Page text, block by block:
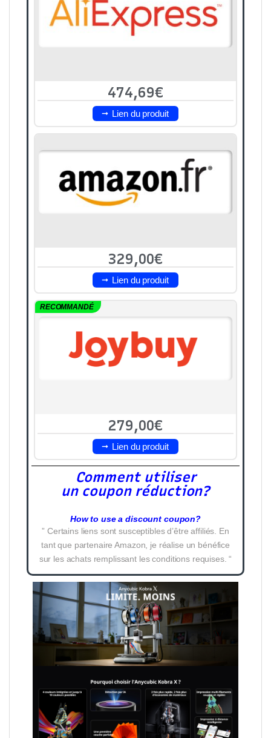
474,69€
Lien du produit
329,00€
Lien du produit
RECOMMANDÉ
279,00€
Lien du produit
Comment utiliser
un coupon réduction?
How to use a discount coupon?
” Certains liens sont susceptibles d’être affiliés. En
tant que partenaire Amazon, je réalise un bénéfice
sur les achats remplissant les conditions requises. “